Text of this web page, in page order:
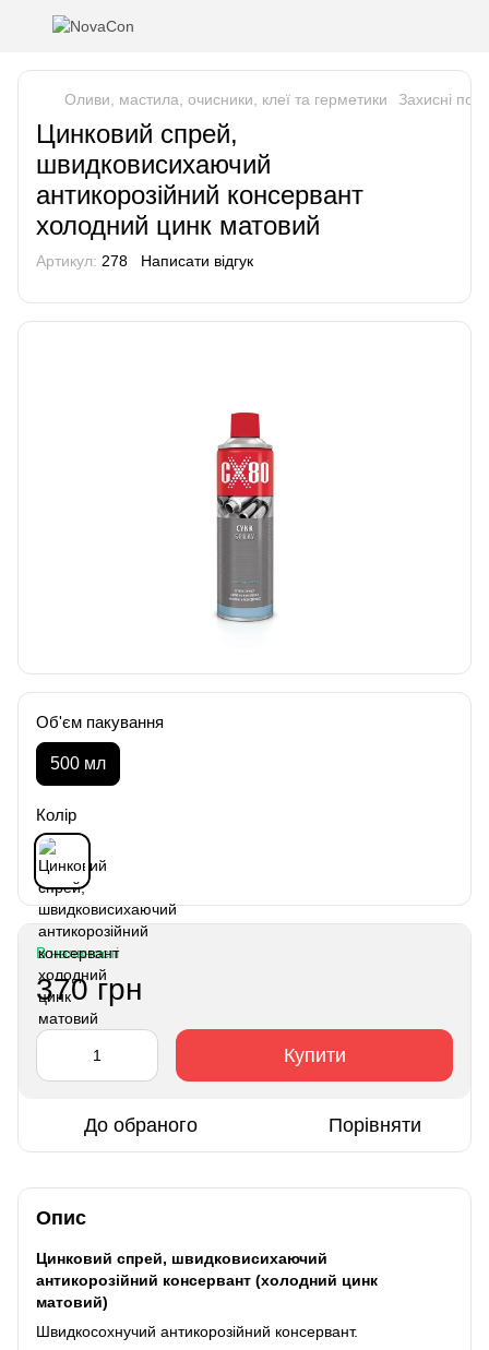
Оливи, мастила, очисники, клеї та герметики Захисні
Цинковий спрей,
швидковисихаючий
антикорозійний консервант
холодний цинк матовий
Артикул: 278 Написати відгук
Об'єм пакування
500 мл
Колір
В наявності
370 грн
Купити
До обраного Порівняти
Опис
Цинковий спрей, швидковисихаючий
антикорозійний консервант (холодний цинк
матовий)
Швидкосохнучий антикорозійний консервант.